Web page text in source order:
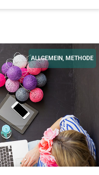
ALLGEMEIN, METHODE